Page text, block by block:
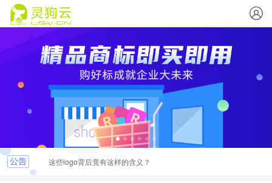
这些logo背后竟有这样的含义？